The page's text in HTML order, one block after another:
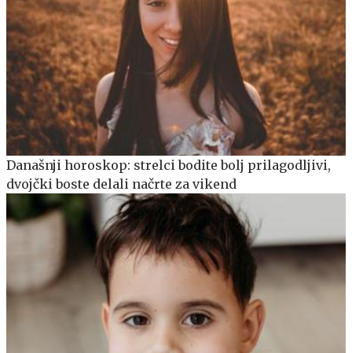
Današnji horoskop: strelci bodite bolj prilagodljivi,
dvojčki boste delali načrte za vikend